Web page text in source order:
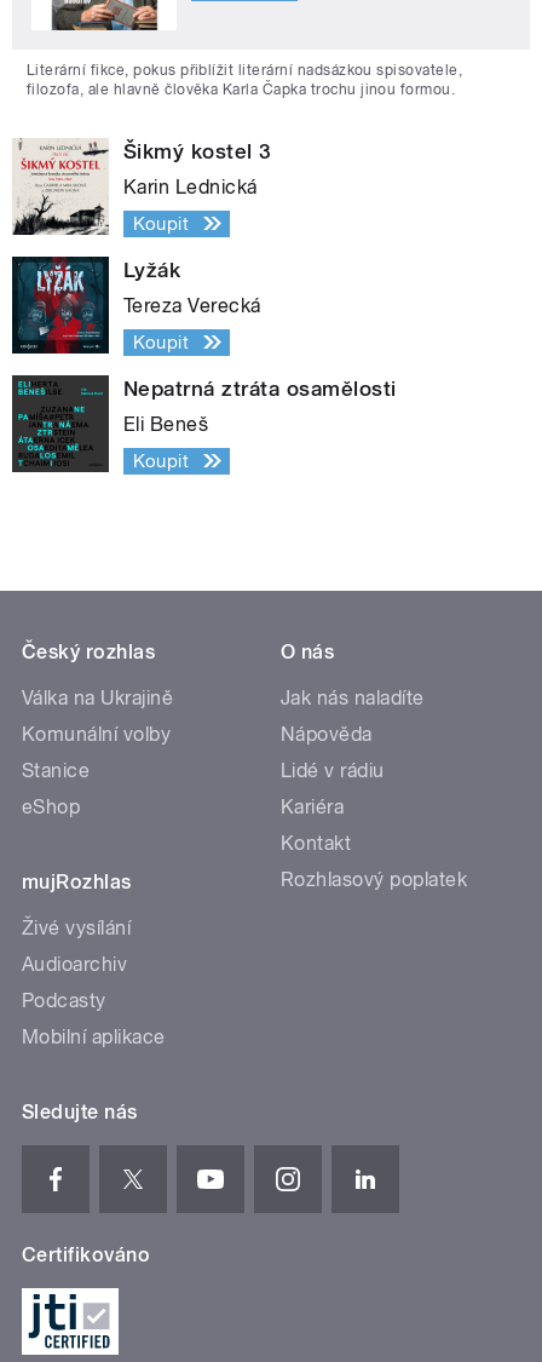
Literární fikce, pokus přiblížit literární nadsázkou spisovatele,
filozofa, ale hlavně člověka Karla Čapka trochu jinou formou.
Šikmý kostel 3
Karin Lednická
Koupit
Lyžák
Tereza Verecká
Koupit
Nepatrná ztráta osamělosti
Eli Beneš
Koupit
Český rozhlas
Válka na Ukrajině
Komunální volby
Stanice
eShop
mujRozhlas
Živé vysílání
Audioarchiv
Podcasty
Mobilní aplikace
O nás
Jak nás naladíte
Nápověda
Lidé v rádiu
Kariéra
Kontakt
Rozhlasový poplatek
Sledujte nás
Certifikováno